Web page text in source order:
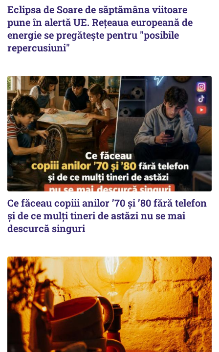
Eclipsa de Soare de săptămâna viitoare
pune în alertă UE. Rețeaua europeană de
energie se pregătește pentru "posibile
repercusiuni"
Ce făceau copiii anilor ’70 și ’80 fără telefon
și de ce mulți tineri de astăzi nu se mai
descurcă singuri